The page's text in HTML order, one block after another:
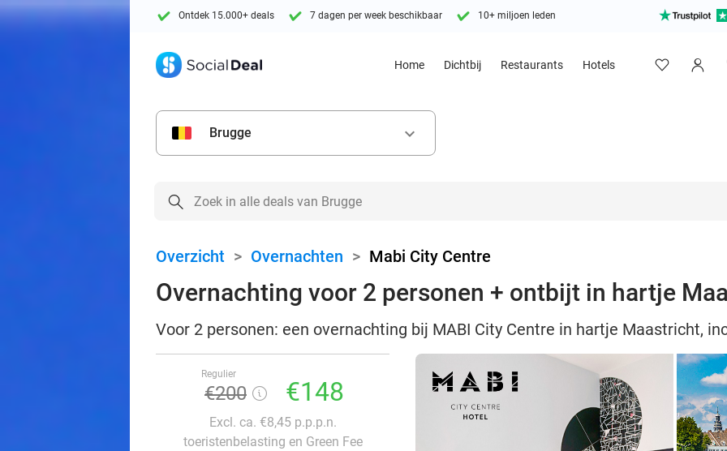
Ontdek 15.000+ deals 7 dagen per week beschikbaar 10+ miljoen leden
Home Dichtbij Restaurants Hotels
Brugge keyboard_arrow_down
Overzicht > Overnachten > Mabi City Centre
Overnachting voor 2 personen + ontbijt in hartje
Voor 2 personen: een overnachting bij MABI City Centre in hartje Maastricht,
Regulier
€200 €148
Excl. ca. €8,45 p.p.p.n.
toeristenbelasting en Green Fee